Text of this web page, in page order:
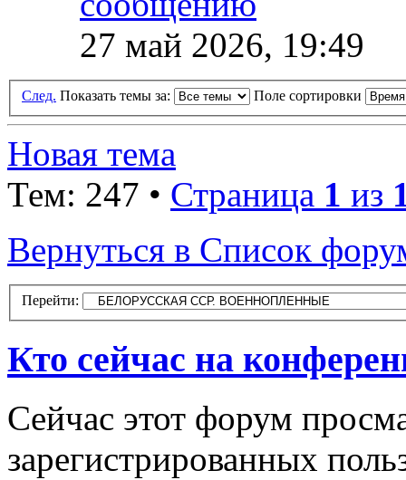
27 май 2026, 19:49
След. Показать темы за: Поле сортировки
Новая тема
Тем: 247 • Страница 1 из
Вернуться в Список
Перейти:
Кто сейчас на
Сейчас этот форум
зарегистрированных